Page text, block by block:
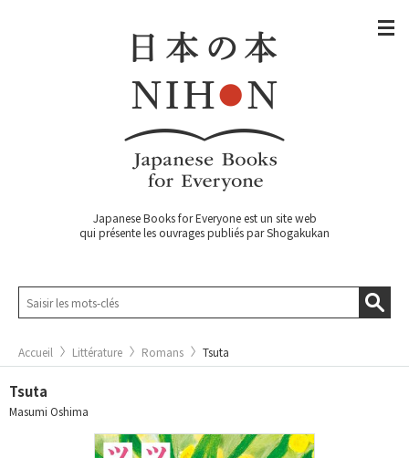
Japanese Books for Everyone est un site web
qui présente les ouvrages publiés par Shogakukan
Accueil Littérature Romans Tsuta
Tsuta
Masumi Oshima